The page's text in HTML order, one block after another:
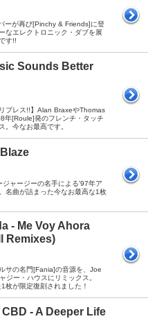
ーが再び[Pinchy & Friends]に登
なエレクトロニック・ダブを展
す!!
Sounds Better
プレス!!】Alan BraxeやThomas
年[Roule]発のフレンチ・タッチ
。今なお最高です。
ジャージーの名手による'97年ア
名曲が詰まった今なお最高な1枚
- Me Voy Ahora
Remixes)
サの名門[Fania]の音源を、Joe
ジー・ハウスにリミックス。
枚が限定復刻されました！
- A Deeper Life